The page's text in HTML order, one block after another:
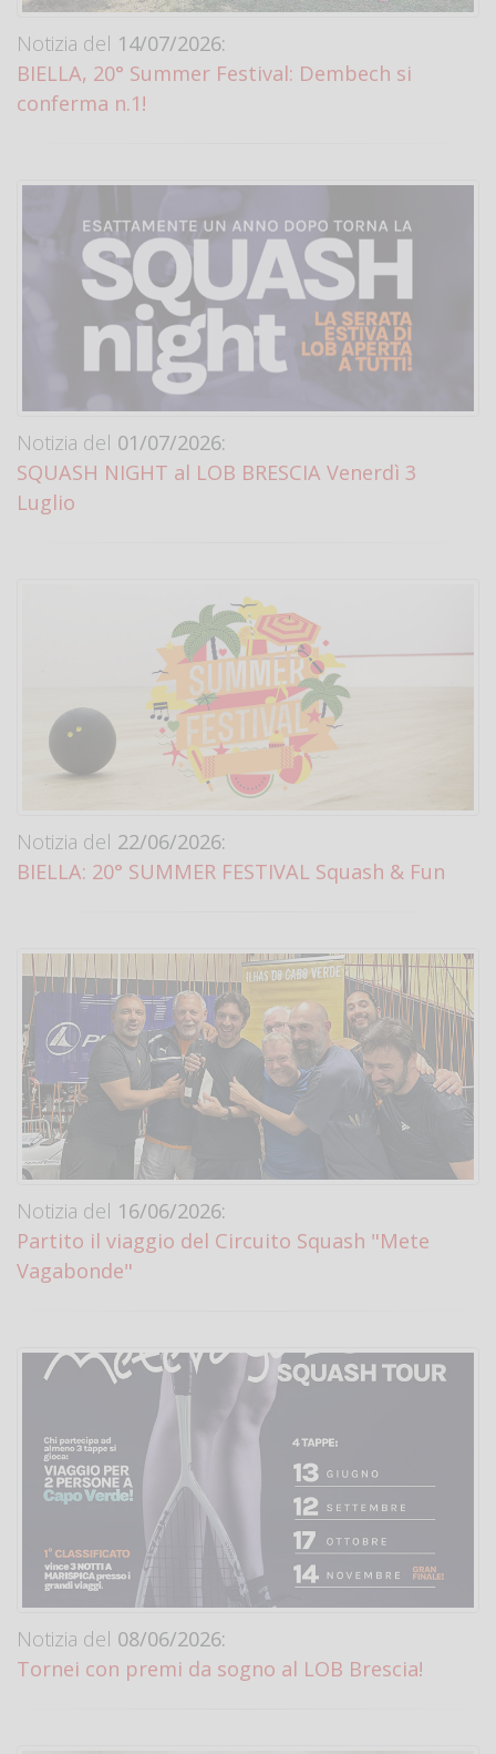
Notizia del 14/07/2026:
BIELLA, 20° Summer Festival: Dembech si
conferma n.1!
Notizia del 01/07/2026:
SQUASH NIGHT al LOB BRESCIA Venerdì 3
Luglio
Notizia del 22/06/2026:
BIELLA: 20° SUMMER FESTIVAL Squash & Fun
Notizia del 16/06/2026:
Partito il viaggio del Circuito Squash "Mete
Vagabonde"
Notizia del 08/06/2026:
Tornei con premi da sogno al LOB Brescia!